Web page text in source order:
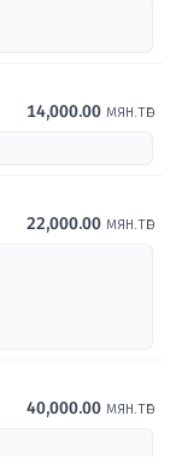
14,000.00 мян.төг
22,000.00 мян.төг
40,000.00 мян.төг